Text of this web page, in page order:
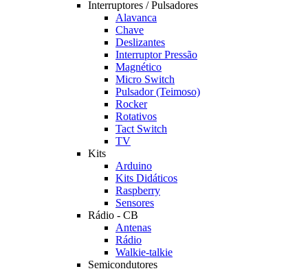
Interruptores / Pulsadores
Alavanca
Chave
Deslizantes
Interruptor Pressão
Magnético
Micro Switch
Pulsador (Teimoso)
Rocker
Rotativos
Tact Switch
TV
Kits
Arduino
Kits Didáticos
Raspberry
Sensores
Rádio - CB
Antenas
Rádio
Walkie-talkie
Semicondutores